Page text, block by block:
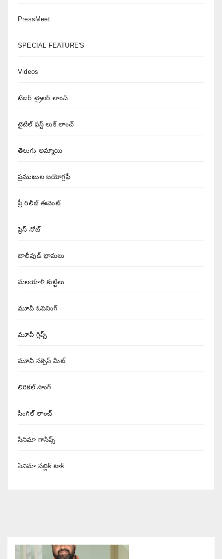
PressMeet
SPECIAL FEATURE'S
Videos
టిజర్ ట్రైలర్ లాంచ్
టైటిల్ ఫస్ట్ లుక్ లాంచ్
తెలుగు అమ్మాయి
ప్రముఖుల బయోగ్రఫీ
ప్రీ రిలీజ్ ఈవెంట్
ప్రెస్ నోట్
బాలీవుడ్ భామలు
మలయాళీ కుట్టిలు
మూవీ ఓపెనింగ్
మూవీ గ్లిప్స్
మూవీ సక్సెస్ మీట్
లిరికల్ సాంగ్
సింగిల్ లాంచ్
సినిమా గాసిప్స్
సినిమా పబ్లిక్ టాక్